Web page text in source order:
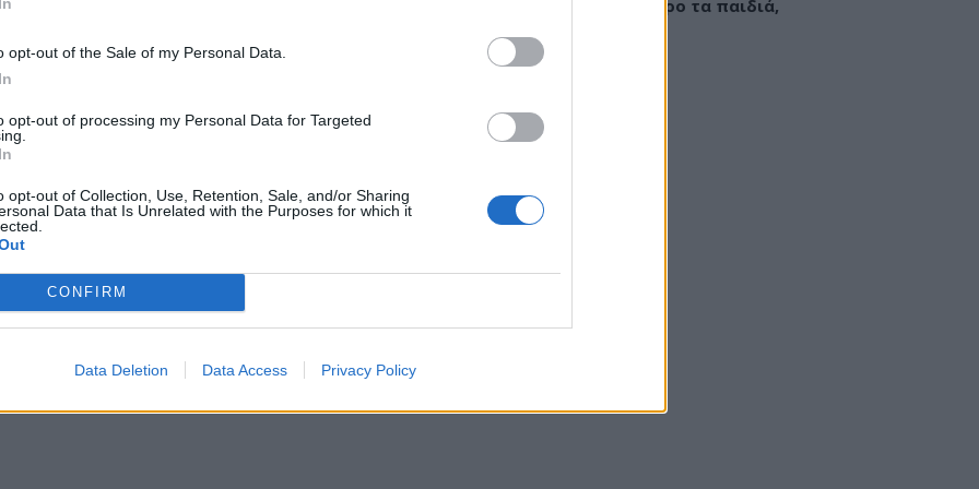
opt-out of the Sale of my Personal Data.
opt-out of processing my Personal Data for Targeted
opt-out of Collection, Use, Retention, Sale, and/or Sharing
Data that Is Unrelated with the Purposes for which it
CONFIRM
Data Deletion Data Access Privacy Policy
ασφαλείας για τον
και Φαρμάκων των ΗΠΑ (FDA)
κίνδυνο σοβαρών επιπλοκών από
μπορεί να «γεμίσει» σίδηρο τα παιδιά,